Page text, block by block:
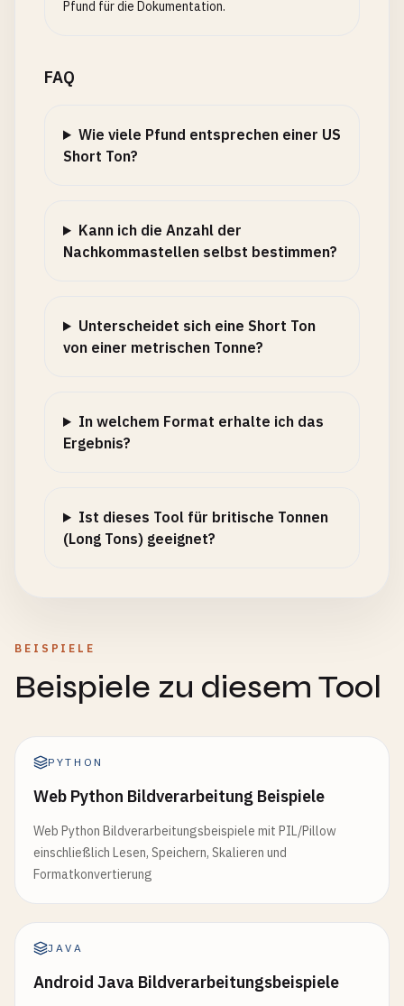
Pfund für die Dokumentation.
FAQ
Wie viele Pfund entsprechen einer US
Short Ton?
Kann ich die Anzahl der
Nachkommastellen selbst bestimmen?
Unterscheidet sich eine Short Ton
von einer metrischen Tonne?
In welchem Format erhalte ich das
Ergebnis?
Ist dieses Tool für britische Tonnen
(Long Tons) geeignet?
BEISPIELE
Beispiele zu diesem Tool
PYTHON
Web Python Bildverarbeitung Beispiele
Web Python Bildverarbeitungsbeispiele mit PIL/Pillow
einschließlich Lesen, Speichern, Skalieren und
Formatkonvertierung
JAVA
Android Java Bildverarbeitungsbeispiele